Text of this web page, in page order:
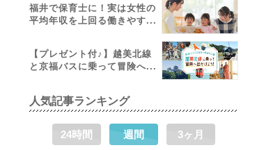
福井で保育士に！実は女性の
平均年収を上回る働きやす...
【プレゼント付♪】越美北線
と京福バスに乗って冒険へ...
人気記事ランキング
24時間 週間 3ヶ月